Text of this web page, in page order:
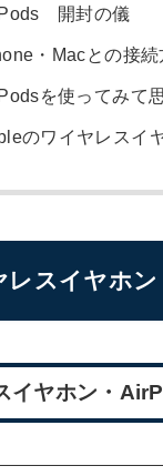
開封の儀
・Macとの接続
を使ってみて
のワイヤレスイ
スイヤホ
イヤホン・